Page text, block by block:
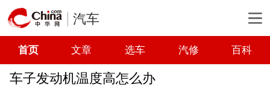
汽车
首页 文章 选车 汽修 百科
车子发动机温度高怎么办